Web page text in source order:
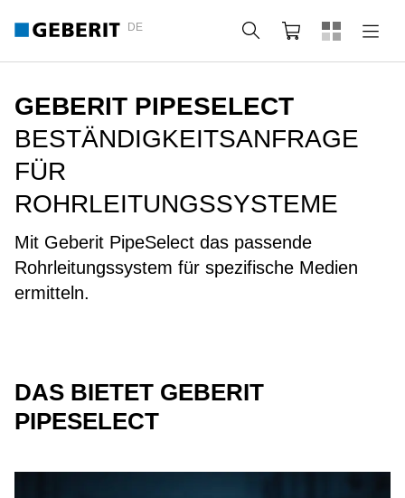
DE Suche Webshop
GEBERIT PIPESELECT
BESTÄNDIGKEITSANFRAGE
FÜR
ROHRLEITUNGSSYSTEME
Mit Geberit PipeSelect das passende
Rohrleitungssystem für spezifische Medien
ermitteln.
DAS BIETET GEBERIT
PIPESELECT